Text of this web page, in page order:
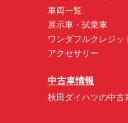
車両一覧
展示車・試乗車
ワンダフルクレジッ
アクセサリー
中古車情報
秋田ダイハツの中古